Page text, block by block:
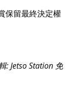
保留最終決定權
: Jetso Station 免